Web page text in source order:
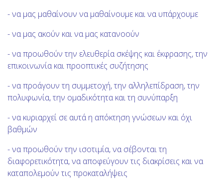
- να μας μαθαίνουν να μαθαίνουμε και να υπάρχουμε
- να μας ακούν και να μας κατανοούν
- να προωθούν την ελευθερία σκέψης και έκφρασης, την
επικοινωνία και προοπτικές συζήτησης
- να προάγουν τη συμμετοχή, την αλληλεπίδραση, την
πολυφωνία, την ομαδικότητα και τη συνύπαρξη
- να κυριαρχεί σε αυτά η απόκτηση γνώσεων και όχι
βαθμών
- να προωθούν την ισοτιμία, να σέβονται τη
διαφορετικότητα, να αποφεύγουν τις διακρίσεις και να
καταπολεμούν τις προκαταλήψεις